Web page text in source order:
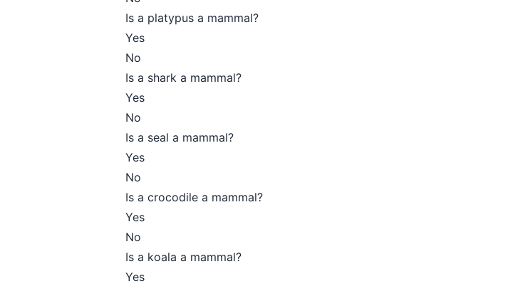
Is a platypus a mammal?
Yes
No
Is a shark a mammal?
Yes
No
Is a seal a mammal?
Yes
No
Is a crocodile a mammal?
Yes
No
Is a koala a mammal?
Yes